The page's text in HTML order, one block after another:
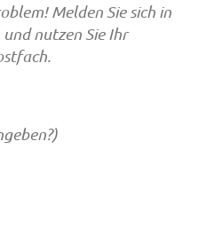
Melden Sie sich in
nutzen Sie Ihr